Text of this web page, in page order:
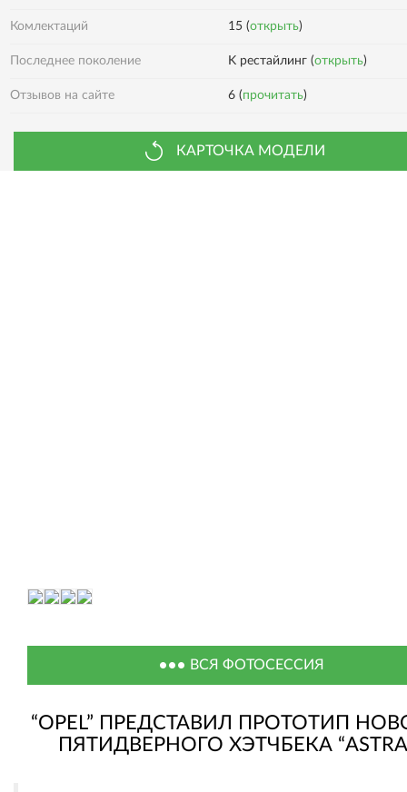
Комлектаций 15 (открыть)
Последнее поколение K рестайлинг (открыть)
Отзывов на сайте 6 (прочитать)
КАРТОЧКА МОДЕЛИ
ВСЯ ФОТОСЕССИЯ
“OPEL” ПРЕДСТАВИЛ ПРОТОТИП
ПЯТИДВЕРНОГО ХЭТЧБЕКА